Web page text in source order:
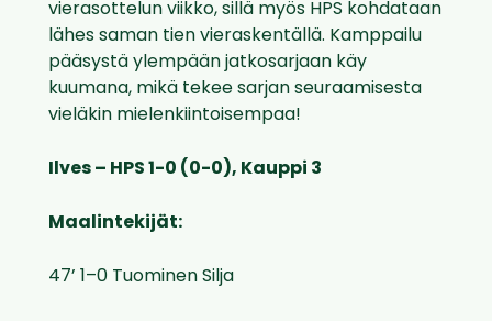
vierasottelun viikko, sillä myös HPS kohdataan
lähes saman tien vieraskentällä. Kamppailu
pääsystä ylempään jatkosarjaan käy
kuumana, mikä tekee sarjan seuraamisesta
vieläkin mielenkiintoisempaa!
Ilves – HPS 1-0 (0-0), Kauppi 3
Maalintekijät:
47’ 1–0 Tuominen Silja